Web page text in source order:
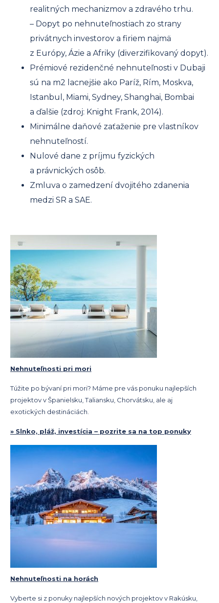
realitných mechanizmov a zdravého trhu.
– Dopyt po nehnuteľnostiach zo strany
privátnych investorov a firiem najmä
z Európy, Ázie a Afriky (diverzifikovaný dopyt).
Prémiové rezidenčné nehnuteľnosti v Dubaji
sú na m2 lacnejšie ako Paríž, Rím, Moskva,
Istanbul, Miami, Sydney, Shanghai, Bombai
a ďalšie (zdroj: Knight Frank, 2014).
Minimálne daňové zaťaženie pre vlastníkov
nehnuteľností.
Nulové dane z príjmu fyzických
a právnických osôb.
Zmluva o zamedzení dvojitého zdanenia
medzi SR a SAE.
Nehnuteľnosti pri mori
Túžite po bývaní pri mori? Máme pre vás ponuku najlepších
projektov v Španielsku, Taliansku, Chorvátsku, ale aj
exotických destináciách.
» Slnko, pláž, investícia – pozrite sa na top ponuky
Nehnuteľnosti na horách
Vyberte si z ponuky najlepších nových projektov v Rakúsku,